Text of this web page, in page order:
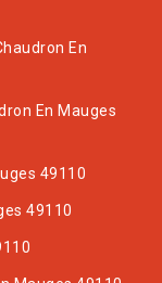
En
En Mauges
49110
49110